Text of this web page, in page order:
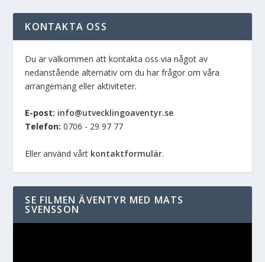
KONTAKTA OSS
Du är välkommen att kontakta oss via något av
nedanstående alternativ om du har frågor om våra
arrangemang eller aktiviteter.
E-post: info@utvecklingoaventyr.se
Telefon: 0706 - 29 97 77
Eller använd vårt kontaktformulär.
SE FILMEN ÄVENTYR MED MATS
SVENSSON